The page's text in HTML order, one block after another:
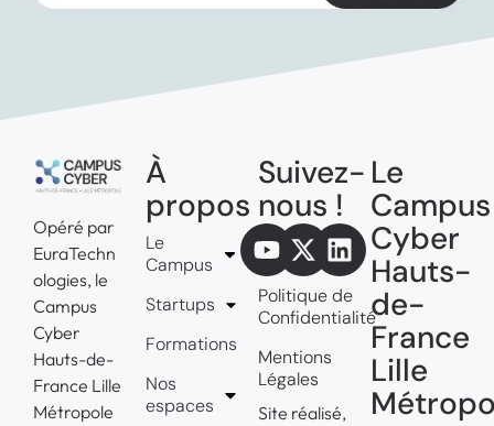
Opéré par
EuraTechn
ologies, le
Campus
Cyber
Hauts-de-
France Lille
Métropole
À
propos
Le
Campus
Startups
Formations
Nos
espaces
Suivez-
nous !
Politique de
Confidentialité
Mentions
Légales
Site réalisé,
Le
Campus
Cyber
Hauts-
de-
France
Lille